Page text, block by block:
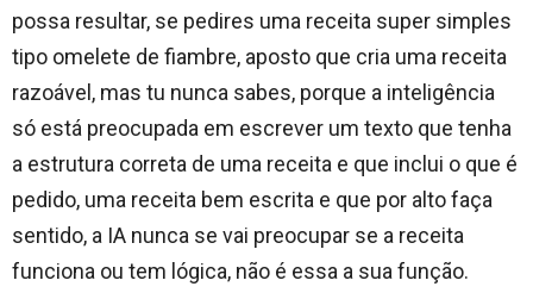
possa resultar, se pedires uma receita super simples
tipo omelete de fiambre, aposto que cria uma receita
razoável, mas tu nunca sabes, porque a inteligência
só está preocupada em escrever um texto que tenha
a estrutura correta de uma receita e que inclui o que é
pedido, uma receita bem escrita e que por alto faça
sentido, a IA nunca se vai preocupar se a receita
funciona ou tem lógica, não é essa a sua função.